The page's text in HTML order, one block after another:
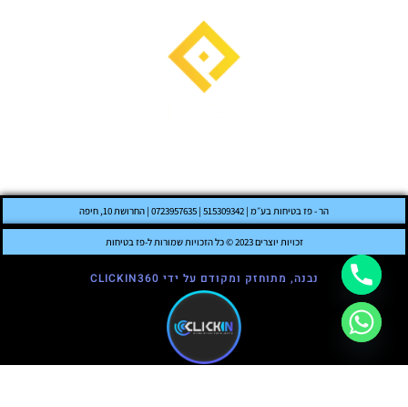
הר - פז בטיחות בע״מ | 515309342 | 0723957635 | החרושת 10, חיפה
זכויות יוצרים 2023 © כל הזכויות שמורות ל-פז בטיחות
נבנה, מתוחזק ומקודם על ידי CLICKIN360